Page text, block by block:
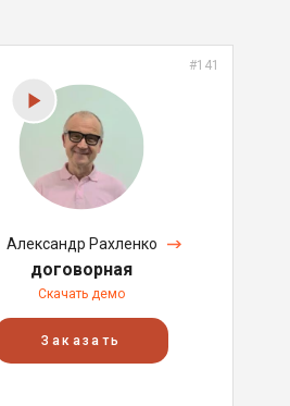
#141
Александр Рахленко
договорная
Скачать демо
Заказать